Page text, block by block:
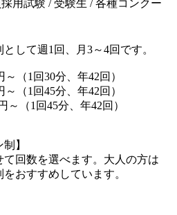
用試験 / 受験生 / 各種コンクー
して週1回、月3～4回です。
～（1回30分、年42回）
～（1回45分、年42回）
～（1回45分、年42回）
】
て回数を選べます。大人の方は
おすすめしています。